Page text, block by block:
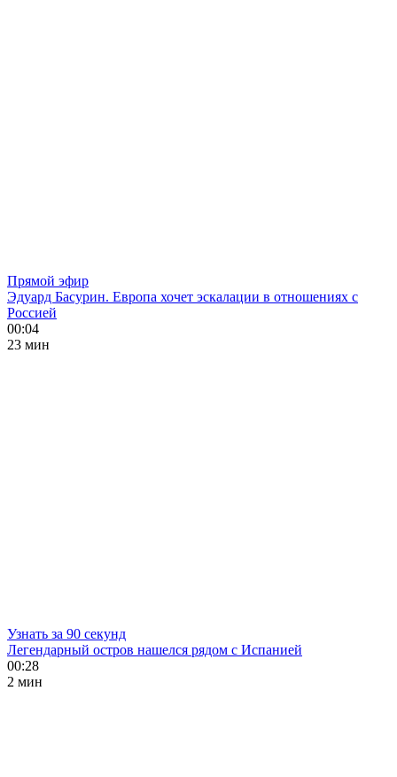
Прямой эфир
Эдуард Басурин. Европа хочет эскалации в отношениях с
Россией
00:04
23 мин
Узнать за 90 секунд
Легендарный остров нашелся рядом с Испанией
00:28
2 мин